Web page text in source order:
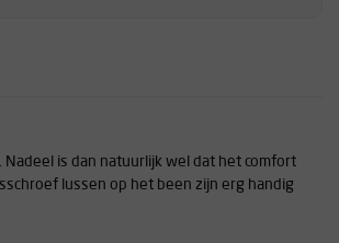
Nadeel is dan natuurlijk wel dat het comfort
lussen op het been zijn erg handig